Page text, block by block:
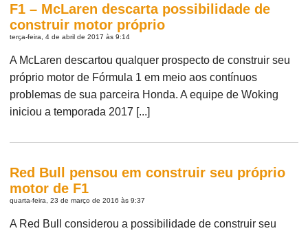
F1 – McLaren descarta possibilidade de
construir motor próprio
terça-feira, 4 de abril de 2017 às 9:14
A McLaren descartou qualquer prospecto de construir seu
próprio motor de Fórmula 1 em meio aos contínuos
problemas de sua parceira Honda. A equipe de Woking
iniciou a temporada 2017 [...]
Red Bull pensou em construir seu próprio
motor de F1
quarta-feira, 23 de março de 2016 às 9:37
A Red Bull considerou a possibilidade de construir seu